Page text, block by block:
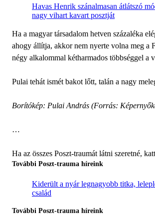
Havas Henrik szánalmasan átlátszó
nagy vihart kavart posztját
Ha a magyar társadalom hetven százaléka
ahogy állítja, akkor nem nyerte volna meg a
négy alkalommal kétharmados többséggel a
Pulai tehát ismét bakot lőtt, talán a nagy
Borítókép: Pulai András (Forrás:
…
Ha az összes Poszt-traumát látni szeretné,
További Poszt-trauma híreink
Kiderült a nyár legnagyobb titka,
család
További Poszt-trauma híreink